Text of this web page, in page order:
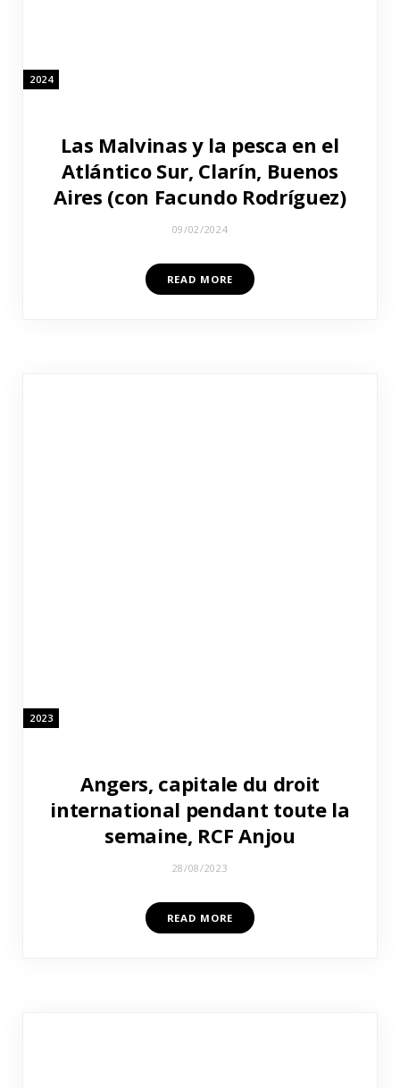
2024
Las Malvinas y la pesca en el
Atlántico Sur, Clarín, Buenos
Aires (con Facundo Rodríguez)
09/02/2024
READ MORE
2023
Angers, capitale du droit
international pendant toute la
semaine, RCF Anjou
28/08/2023
READ MORE